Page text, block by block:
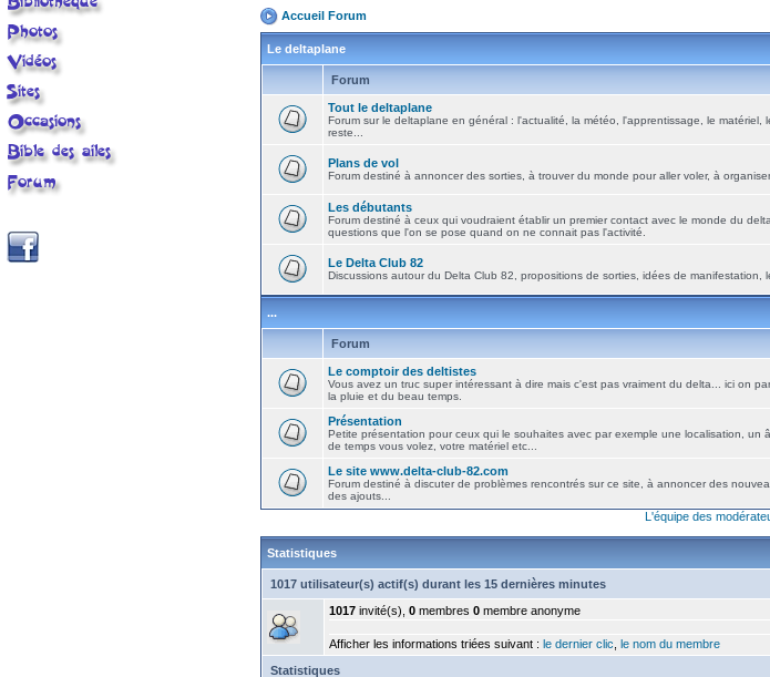
Accueil Forum
Le deltaplane
Forum
Tout le deltaplane
Forum sur le deltaplane en général : l'actualité, la météo, l'apprentissage, le matériel,
reste...
Plans de vol
Forum destiné à annoncer des sorties, à trouver du monde pour aller voler, à organiser
Les débutants
Forum destiné à ceux qui voudraient établir un premier contact avec le monde du
questions que l'on se pose quand on ne connait pas l'activité.
Le Delta Club 82
Discussions autour du Delta Club 82, propositions de sorties, idées de manifestation,
...
Forum
Le comptoir des deltistes
Vous avez un truc super intéressant à dire mais c'est pas vraiment du delta... ici on
la pluie et du beau temps.
Présentation
Petite présentation pour ceux qui le souhaites avec par exemple une localisation, un
de temps vous volez, votre matériel etc...
Le site www.delta-club-82.com
Forum destiné à discuter de problèmes rencontrés sur ce site, à annoncer des
des ajouts...
L'équipe des
Statistiques
1017 utilisateur(s) actif(s) durant les 15 dernières minutes
1017 invité(s), 0 membres 0 membre anonyme
Afficher les informations triées suivant : le dernier clic le nom du membre
Statistiques